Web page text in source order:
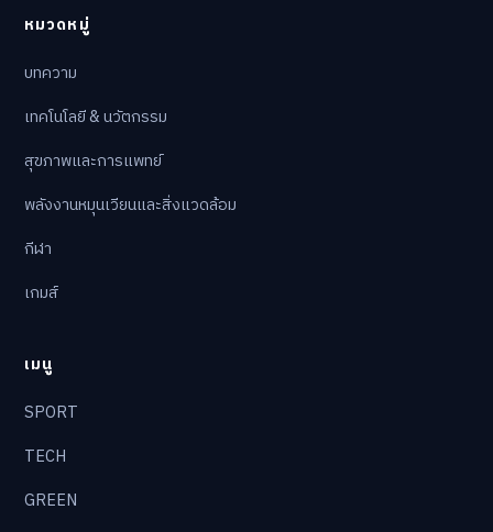
หมวดหมู่
บทความ
เทคโนโลยี & นวัตกรรม
สุขภาพและการแพทย์
พลังงานหมุนเวียนและสิ่งแวดล้อม
กีฬา
เกมส์
เมนู
SPORT
TECH
GREEN